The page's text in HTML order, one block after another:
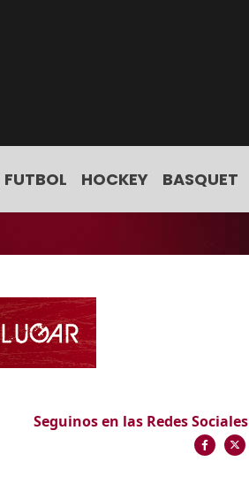
FUTBOL HOCKEY BASQUET
Seguinos en las Redes Sociales